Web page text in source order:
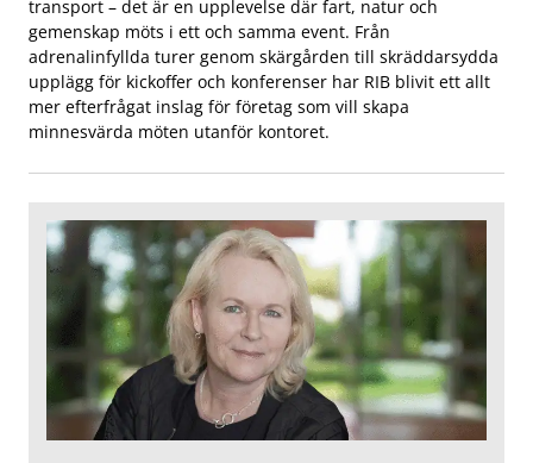
transport – det är en upplevelse där fart, natur och
gemenskap möts i ett och samma event. Från
adrenalinfyllda turer genom skärgården till skräddarsydda
upplägg för kickoffer och konferenser har RIB blivit ett allt
mer efterfrågat inslag för företag som vill skapa
minnesvärda möten utanför kontoret.